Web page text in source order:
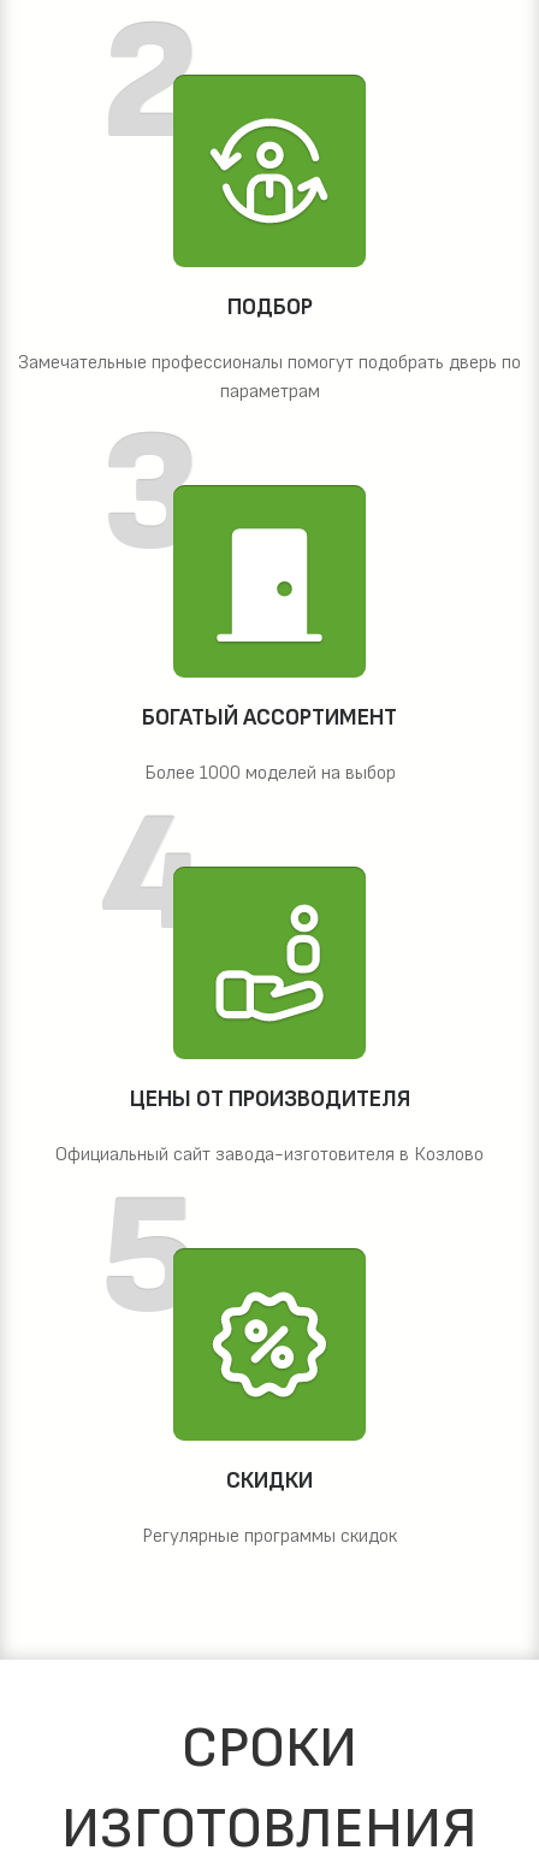
ПОДБОР
Замечательные профессионалы помогут подобрать дверь по
параметрам
БОГАТЫЙ АССОРТИМЕНТ
Более 1000 моделей на выбор
ЦЕНЫ ОТ ПРОИЗВОДИТЕЛЯ
Официальный сайт завода-изготовителя в Козлово
СКИДКИ
Регулярные программы скидок
СРОКИ
ИЗГОТОВЛЕНИЯ